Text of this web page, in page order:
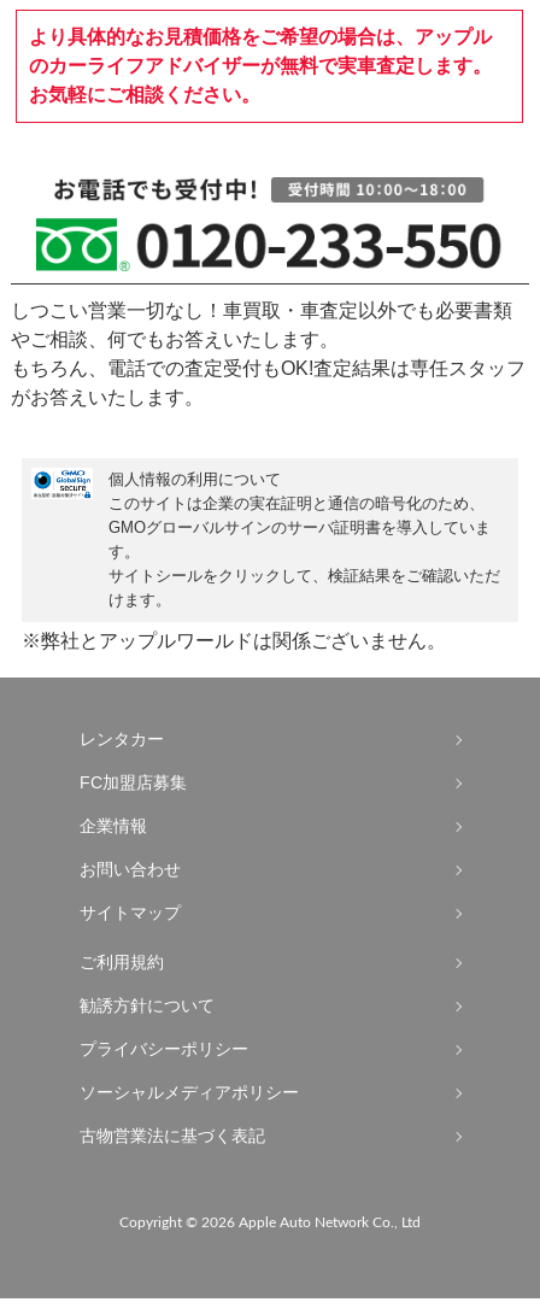
より具体的なお見積価格をご希望の場合は、アップル
のカーライフアドバイザーが無料で実車査定します。
お気軽にご相談ください。
しつこい営業一切なし！車買取・車査定以外でも必要書類
やご相談、何でもお答えいたします。
もちろん、 電話での査定受付もOK!査定結果は専任スタッフ
がお答えいたします。
個人情報の利用について
このサイトは企業の実在証明と通信の暗号化のため、
GMOグローバルサインのサーバ証明書を導入していま
す。
サイトシールをクリックして、検証結果をご確認いただ
けます。
※弊社とアップルワールドは関係ございません。
レンタカー
FC加盟店募集
企業情報
お問い合わせ
サイトマップ
ご利用規約
勧誘方針について
プライバシーポリシー
ソーシャルメディアポリシー
古物営業法に基づく表記
Copyright © 2026 Apple Auto Network Co., Ltd